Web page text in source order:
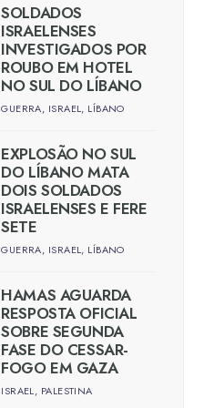
SOLDADOS
ISRAELENSES
INVESTIGADOS POR
ROUBO EM HOTEL
NO SUL DO LÍBANO
GUERRA, ISRAEL, LÍBANO
EXPLOSÃO NO SUL
DO LÍBANO MATA
DOIS SOLDADOS
ISRAELENSES E FERE
SETE
GUERRA, ISRAEL, LÍBANO
HAMAS AGUARDA
RESPOSTA OFICIAL
SOBRE SEGUNDA
FASE DO CESSAR-
FOGO EM GAZA
ISRAEL, PALESTINA